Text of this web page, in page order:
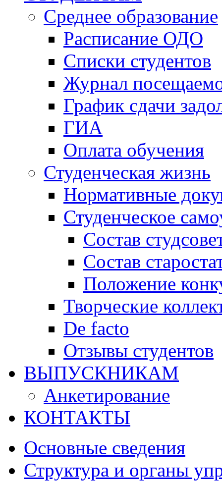
Среднее образование
Расписание ОДО
Списки студентов
Журнал
График сдачи
ГИА
Оплата обучения
Студенческая жизнь
Нормативные
Студенческое
Состав
Состав
Положение
Творческие
De facto
Отзывы студентов
ВЫПУСКНИКАМ
Анкетирование
КОНТАКТЫ
Основные сведения
Структура и органы